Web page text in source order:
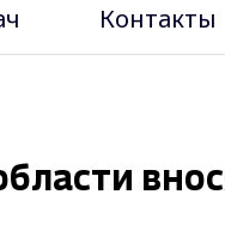
Контакты